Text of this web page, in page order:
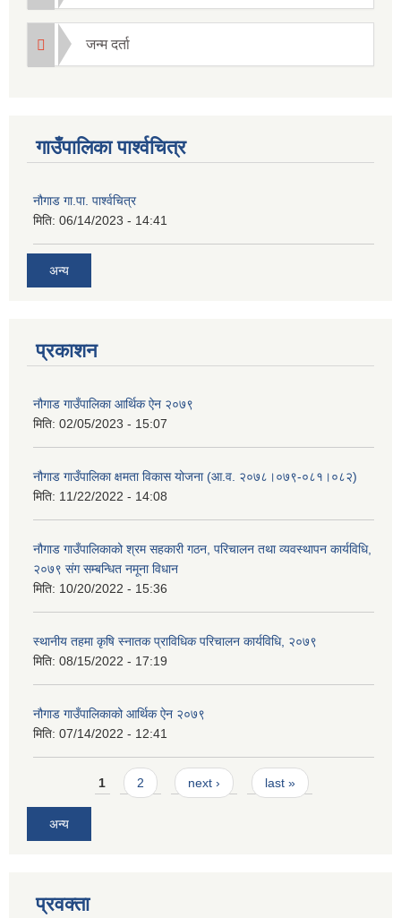
जन्म दर्ता
गाउँपालिका पार्श्वचित्र
नौगाड गा.पा. पार्श्वचित्र
मिति: 06/14/2023 - 14:41
अन्य
प्रकाशन
नौगाड गाउँपालिका आर्थिक ऐन २०७९
मिति: 02/05/2023 - 15:07
नौगाड गाउँपालिका क्षमता विकास योजना (आ.व. २०७८।०७९-०८१।०८२)
मिति: 11/22/2022 - 14:08
नौगाड गाउँपालिकाको श्रम सहकारी गठन, परिचालन तथा व्यवस्थापन कार्यविधि,
२०७९ संग सम्बन्धित नमूना विधान
मिति: 10/20/2022 - 15:36
स्थानीय तहमा कृषि स्नातक प्राविधिक परिचालन कार्यविधि, २०७९
मिति: 08/15/2022 - 17:19
नौगाड गाउँपालिकाको आर्थिक ऐन २०७९
मिति: 07/14/2022 - 12:41
Pages1 2 next › last »
अन्य
प्रवक्ता